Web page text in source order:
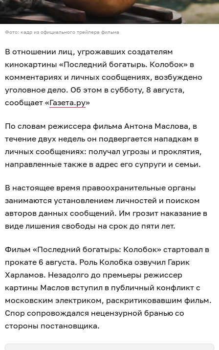
Фото: кадр из официального трейлера фильма
В отношении лиц, угрожавших создателям
кинокартины «Последний богатырь. Колобок» в
комментариях и личных сообщениях, возбуждено
уголовное дело. Об этом в субботу, 8 августа,
сообщает «Газета.ру»
По словам режиссера фильма Антона Маслова, в
течение двух недель он подвергается нападкам в
личных сообщениях: получал угрозы и проклятия,
направленные также в адрес его супруги и семьи.
В настоящее время правоохранительные органы
занимаются установлением личностей и поиском
авторов данных сообщений. Им грозит наказание в
виде лишения свободы на срок до пяти лет.
Фильм «Последний богатырь: Колобок» стартовал в
прокате 6 августа. Роль Колобка озвучил Гарик
Харламов. Незадолго до премьеры режиссер
картины Маслов вступил в публичный конфликт с
московским электриком, раскритиковавшим фильм.
Спор сопровождался нецензурной бранью со
стороны постановщика.